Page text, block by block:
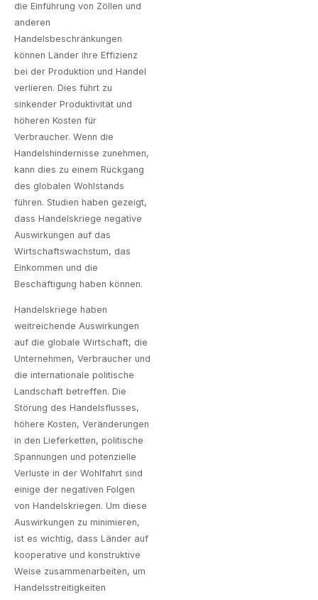
die Einführung von Zöllen und
anderen
Handelsbeschränkungen
können Länder ihre Effizienz
bei der Produktion und Handel
verlieren. Dies führt zu
sinkender Produktivität und
höheren Kosten für
Verbraucher. Wenn die
Handelshindernisse zunehmen,
kann dies zu einem Rückgang
des globalen Wohlstands
führen. Studien haben gezeigt,
dass Handelskriege negative
Auswirkungen auf das
Wirtschaftswachstum, das
Einkommen und die
Beschäftigung haben können.
Handelskriege haben
weitreichende Auswirkungen
auf die globale Wirtschaft, die
Unternehmen, Verbraucher und
die internationale politische
Landschaft betreffen. Die
Störung des Handelsflusses,
höhere Kosten, Veränderungen
in den Lieferketten, politische
Spannungen und potenzielle
Verluste in der Wohlfahrt sind
einige der negativen Folgen
von Handelskriegen. Um diese
Auswirkungen zu minimieren,
ist es wichtig, dass Länder auf
kooperative und konstruktive
Weise zusammenarbeiten, um
Handelsstreitigkeiten